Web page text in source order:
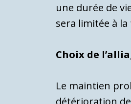
une du­rée de
sera limitée à
Choix de
Le maintien